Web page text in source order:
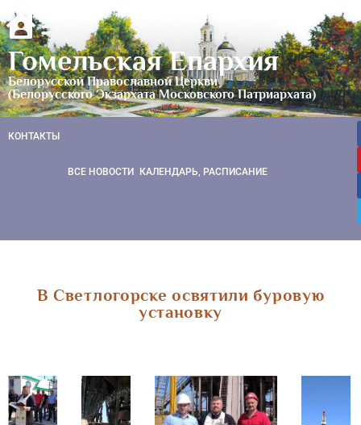
Гомельская Епархия
Белорусской Православной Церкви
(Белорусского Экзархата Московского Патриархата)
КОНТАКТЫ
ВСЕ НОВОСТИ КАЛЕНДАРЬ, РАСПИСАНИЕ
В Светлогорске освятили буровую
установку